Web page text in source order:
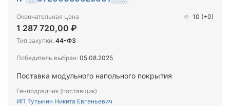
Поставка модульного напольного покрытия
Генподрядчик (поставщик)
ИП Тутынин Никита Евгеньевич
Окончательная цена
1 287 720,00 ₽
10 (+0)
Тип закупки: 44-ФЗ
Победитель выбран: 05.08.2025